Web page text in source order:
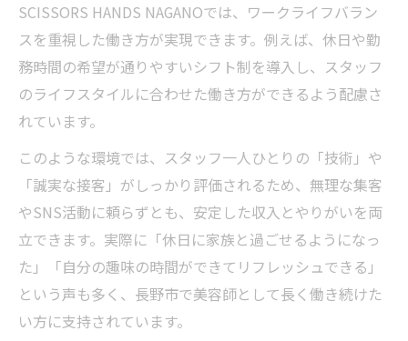
SCISSORS HANDS NAGANOでは、ワークライフバラン
スを重視した働き方が実現できます。例えば、休日や勤
務時間の希望が通りやすいシフト制を導入し、スタッフ
のライフスタイルに合わせた働き方ができるよう配慮さ
れています。
このような環境では、スタッフ一人ひとりの「技術」や
「誠実な接客」がしっかり評価されるため、無理な集客
やSNS活動に頼らずとも、安定した収入とやりがいを両
立できます。実際に「休日に家族と過ごせるようになっ
た」「自分の趣味の時間ができてリフレッシュできる」
という声も多く、長野市で美容師として長く働き続けた
い方に支持されています。